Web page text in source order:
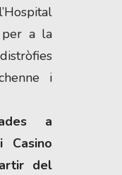
per a la
i
a
Casino
del